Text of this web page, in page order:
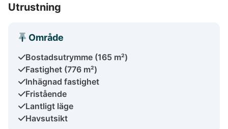
Utrustning
Område
Bostadsutrymme (165 m²)
Fastighet (776 m²)
Inhägnad fastighet
Fristående
Lantligt läge
Havsutsikt